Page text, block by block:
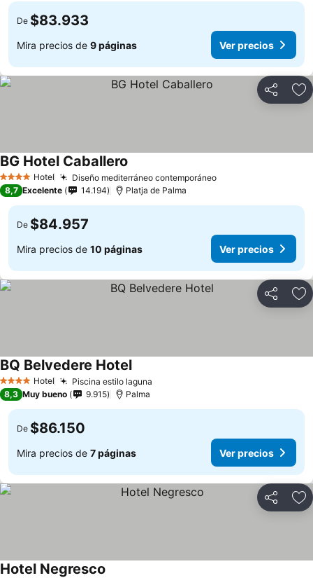
De $83.933
Mira precios de 9 páginas Ver precios
Compartir
4 EstrellasHotel Diseño mediterráneo contemporáneoVer precios
BG Hotel Caballero
8,7 Excelente 14.194 Platja de Palma
De $84.957
Mira precios de 10 páginas Ver precios
Compartir
4 EstrellasHotel Piscina estilo laguna
BQ Belvedere HotelVer precios
8,3 Muy bueno 9.915 Palma
De $86.150
Mira precios de 7 páginas Ver precios
Compartir
Hotel Negresco